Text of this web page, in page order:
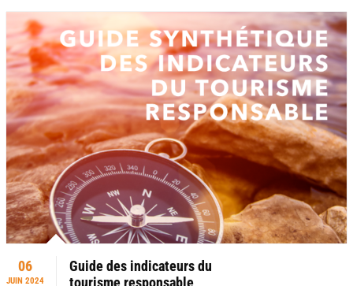
06
JUIN 2024
Guide des indicateurs du
tourisme responsable